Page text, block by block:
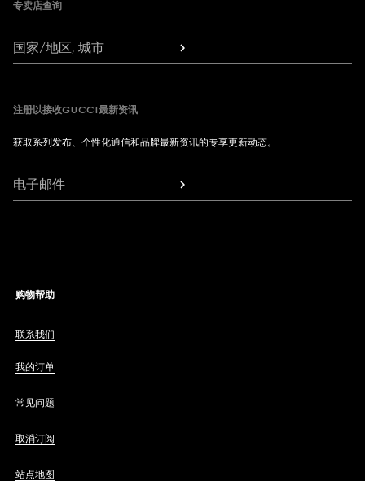
专卖店查询
国家/地区, 城市
注册以接收GUCCI最新资讯
获取系列发布、个性化通信和品牌最新资讯的专享更新动态。
电子邮件
购物帮助
联系我们
我的订单
常见问题
取消订阅
站点地图